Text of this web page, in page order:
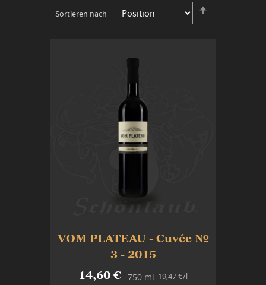
Sortieren nach
VOM PLATEAU - Cuvée №
3 - 2015
14,60 € 750 ml 19,47 €/l